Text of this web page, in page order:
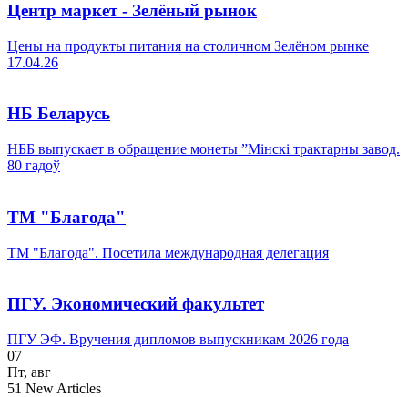
Центр маркет - Зелёный рынок
Цены на продукты питания на столичном Зелёном рынке
17.04.26
НБ Беларусь
НББ выпускает в обращение монеты ”Мінскі трактарны завод.
80 гадоў
ТМ "Благода"
ТМ "Благода". Посетила международная делегация
ПГУ. Экономический факультет
ПГУ ЭФ. Вручения дипломов выпускникам 2026 года
07
Пт, авг
51 New Articles